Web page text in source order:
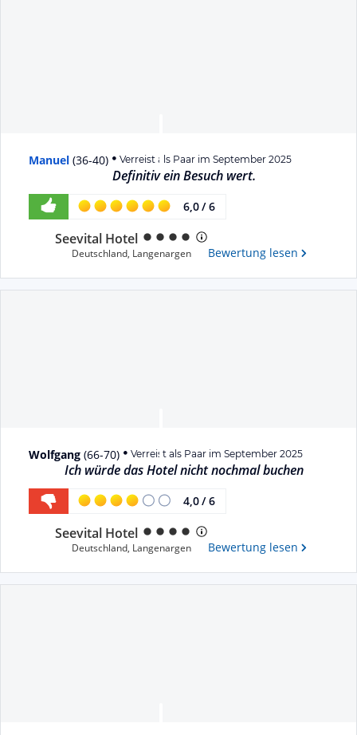
Manuel (36-40) Verreist als Paar im September 2025
Definitiv ein Besuch wert.
6,0/ 6
Seevital Hotel
Deutschland, Langenargen Bewertung lesen
Wolfgang (66-70) Verreist als Paar im September 2025
Ich würde das Hotel nicht nochmal buchen
4,0/ 6
Seevital Hotel
Deutschland, Langenargen Bewertung lesen